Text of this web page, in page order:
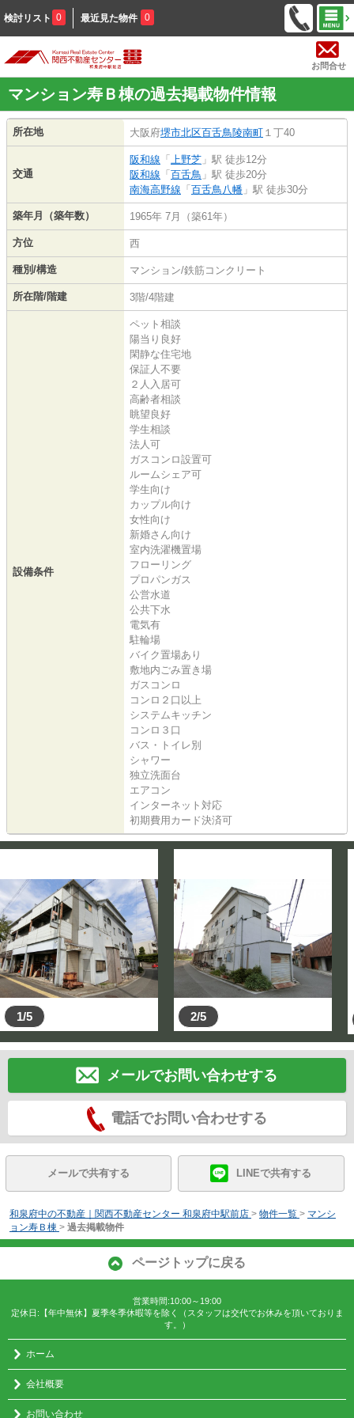
検討リスト 0 最近見た物件 0
お問合せ
マンション寿Ｂ棟の過去掲載物件情報
所在地 大阪府堺市北区百舌鳥陵南町 １丁40
交通
阪和線 「 上野芝 」駅 徒歩12分
阪和線 「 百舌鳥 」駅 徒歩20分
南海高野線 「 百舌鳥八幡 」駅 徒歩30分
築年月（築年数） 1965年 7月（築61年）
方位 西
種別/構造 マンション/鉄筋コンクリート
所在階/階建 3階/4階建
設備条件
ペット相談
陽当り良好
閑静な住宅地
保証人不要
２人入居可
高齢者相談
眺望良好
学生相談
法人可
ガスコンロ設置可
ルームシェア可
学生向け
カップル向け
女性向け
新婚さん向け
室内洗濯機置場
フローリング
プロパンガス
公営水道
公共下水
電気有
駐輪場
バイク置場あり
敷地内ごみ置き場
ガスコンロ
コンロ２口以上
システムキッチン
コンロ３口
バス・トイレ別
シャワー
独立洗面台
エアコン
インターネット対応
初期費用カード決済可
1/5 2/5
メールでお問い合わせする
電話でお問い合わせする
メールで共有する LINEで共有する
和泉府中の不動産｜関西不動産センター 和泉府中駅前店 > 物件一覧 > マンシ
ョン寿Ｂ棟 > 過去掲載物件
ページトップに戻る
営業時間:10:00～19:00
定休日:【年中無休】夏季冬季休暇等を除く（スタッフは交代でお休みを頂いておりま
す。）
ホーム
会社概要
お問い合わせ